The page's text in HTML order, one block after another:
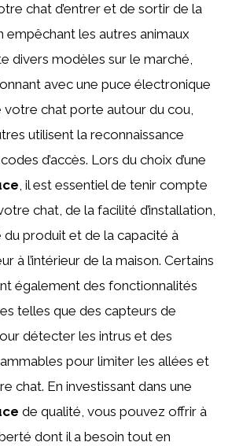
chat d’entrer et de sortir de la
empêchant les autres animaux
divers modèles sur le marché,
avec une puce électronique
votre chat porte autour du cou,
utilisent la reconnaissance
d’accès. Lors du choix d’une
, il est essentiel de tenir compte
chat, de la facilité d’installation,
du produit et de la capacité à
à l’intérieur de la maison. Certains
également des fonctionnalités
telles que des capteurs de
détecter les intrus et des
pour limiter les allées et
chat. En investissant dans une
de qualité, vous pouvez offrir à
dont il a besoin tout en